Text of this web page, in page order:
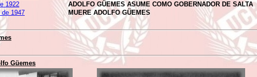
1922
ADOLFO GÜEMES ASUME COMO GOBERNADOR DE SALTA
de 1947 MUERE ADOLFO GÜEMES
Güemes